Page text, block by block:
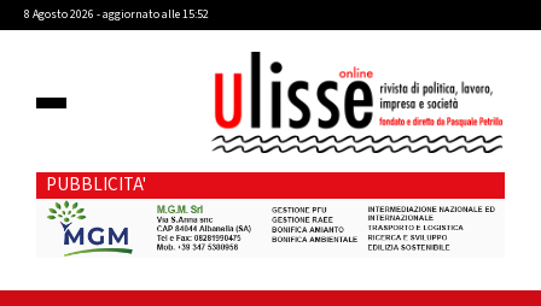
8 Agosto 2026 - aggiornato alle 15:52
PUBBLICITA'